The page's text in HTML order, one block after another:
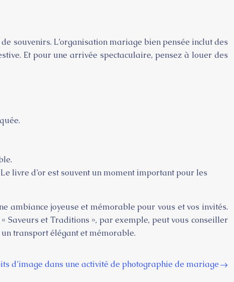
souvenirs. L’organisation mariage bien pensée inclut des
Et pour une arrivée spectaculaire, pensez à louer des
livre d’or est souvent un moment important pour les
ambiance joyeuse et mémorable pour vous et vos invités.
et Traditions », par exemple, peut vous conseiller
transport élégant et mémorable.
d’image dans une activité de photographie de mariage